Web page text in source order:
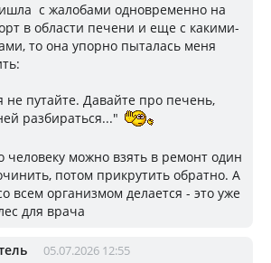
с жалобами одновременно на
в области печени и еще с какими-
то она упорно пыталась меня
путайте. Давайте про печень,
разбираться..."
человеку можно взять в ремонт один
потом прикрутить обратно. А
всем организмом делается - это уже
для врача
05.07.2026 12:55